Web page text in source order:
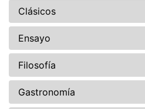
Clásicos
Ensayo
Filosofía
Gastronomía